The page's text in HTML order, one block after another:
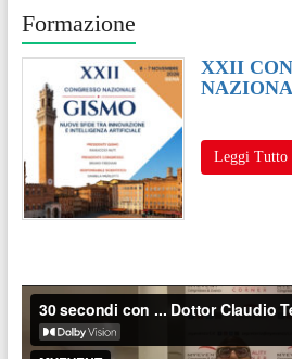
Formazione
XXII
Leggi Tutto
Video
Player